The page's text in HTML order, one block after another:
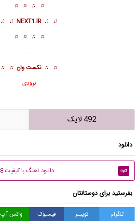
♫ ♫ ♫ ♫
♫ ♫
NEXT1.IR
♫ ♫
♫ ♫ ♫ ♫
…
♫ ♫ نکست وان ♫ ♫
بزودی
492 لایک
دانلود
mp3 دانلود آهنگ با کیفیت 128
بفرستید برای دوستانتان
تلگرام توییتر فیسبوک واتس آپ